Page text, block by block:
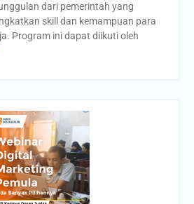
dari pemerintah yang
skill dan kemampuan para
Program ini dapat diikuti oleh